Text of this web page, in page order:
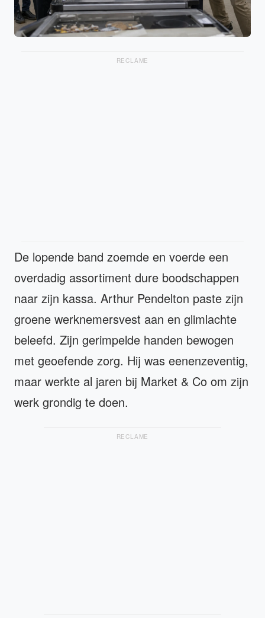
RECLAME
De lopende band zoemde en voerde een
overdadig assortiment dure boodschappen
naar zijn kassa. Arthur Pendelton paste zijn
groene werknemersvest aan en glimlachte
beleefd. Zijn gerimpelde handen bewogen
met geoefende zorg. Hij was eenenzeventig,
maar werkte al jaren bij Market & Co om zijn
werk grondig te doen.
RECLAME